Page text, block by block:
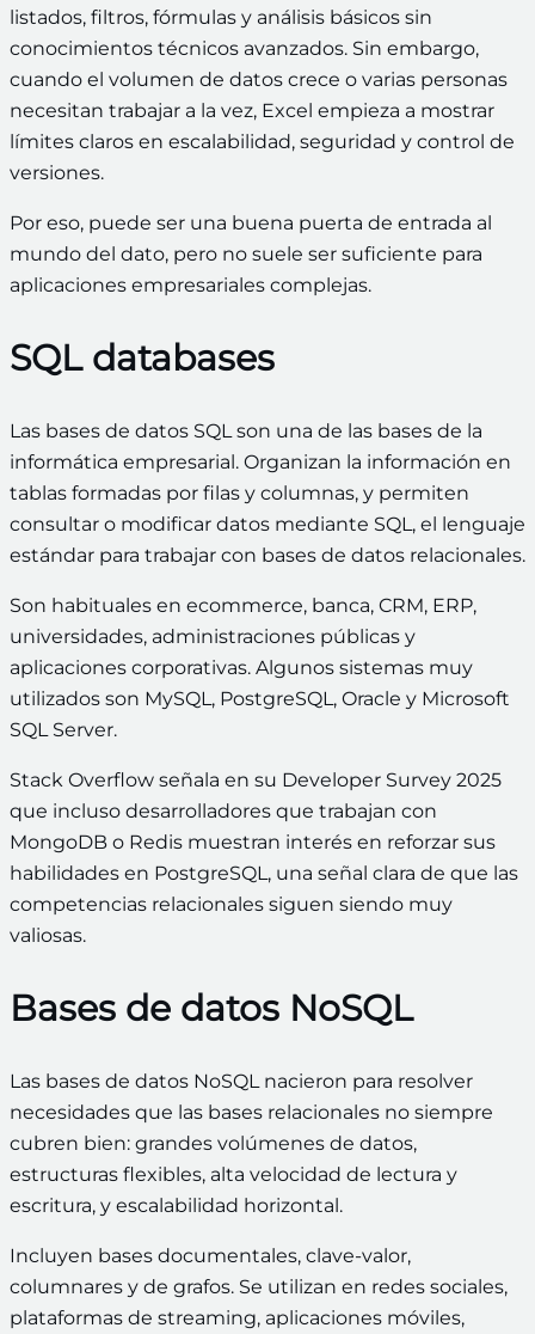
listados, filtros, fórmulas y análisis básicos sin
conocimientos técnicos avanzados. Sin embargo,
cuando el volumen de datos crece o varias personas
necesitan trabajar a la vez, Excel empieza a mostrar
límites claros en escalabilidad, seguridad y control de
versiones.
Por eso, puede ser una buena puerta de entrada al
mundo del dato, pero no suele ser suficiente para
aplicaciones empresariales complejas.
SQL databases
Las bases de datos SQL son una de las bases de la
informática empresarial. Organizan la información en
tablas formadas por filas y columnas, y permiten
consultar o modificar datos mediante SQL, el lenguaje
estándar para trabajar con bases de datos relacionales.
Son habituales en ecommerce, banca, CRM, ERP,
universidades, administraciones públicas y
aplicaciones corporativas. Algunos sistemas muy
utilizados son MySQL, PostgreSQL, Oracle y Microsoft
SQL Server.
Stack Overflow señala en su Developer Survey 2025
que incluso desarrolladores que trabajan con
MongoDB o Redis muestran interés en reforzar sus
habilidades en PostgreSQL, una señal clara de que las
competencias relacionales siguen siendo muy
valiosas.
Bases de datos NoSQL
Las bases de datos NoSQL nacieron para resolver
necesidades que las bases relacionales no siempre
cubren bien: grandes volúmenes de datos,
estructuras flexibles, alta velocidad de lectura y
escritura, y escalabilidad horizontal.
Incluyen bases documentales, clave-valor,
columnares y de grafos. Se utilizan en redes sociales,
plataformas de streaming, aplicaciones móviles,